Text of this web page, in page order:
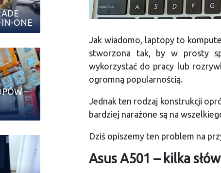
IN-ONE
–
Jak wiadomo, laptopy to
stworzona tak, by w prosty
wykorzystać do pracy lub
ogromną popularnością.
Jednak ten rodzaj konstrukcji
bardziej narażone są na
Dziś opiszemy ten problem na
Asus A501 – kilka